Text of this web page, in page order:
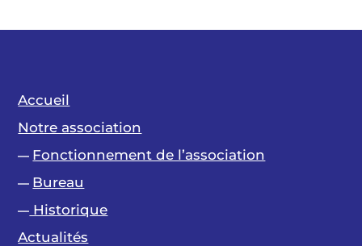
Accueil
Notre association
— Fonctionnement de l’association
— Bureau
— Historique
Actualités